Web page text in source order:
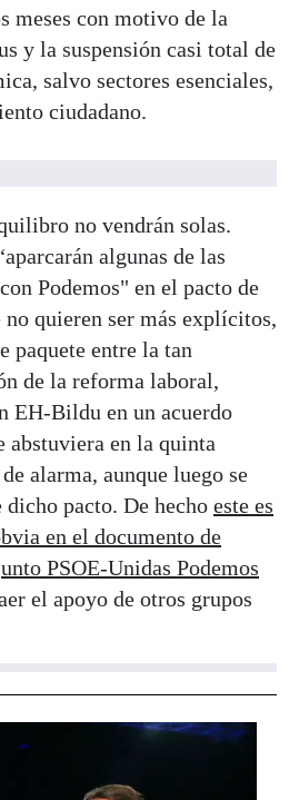
meses con motivo de la
y la suspensión casi total de
salvo sectores esenciales,
ciudadano.
no vendrán solas.
algunas de las
Podemos" en el pacto de
quieren ser más explícitos,
paquete entre la tan
de la reforma laboral,
EH-Bildu en un acuerdo
abstuviera en la quinta
alarma, aunque luego se
pacto. De hecho este es
en el documento de
PSOE-Unidas Podemos
el apoyo de otros grupos